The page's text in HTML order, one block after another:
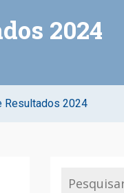
2024
Resultados 2024